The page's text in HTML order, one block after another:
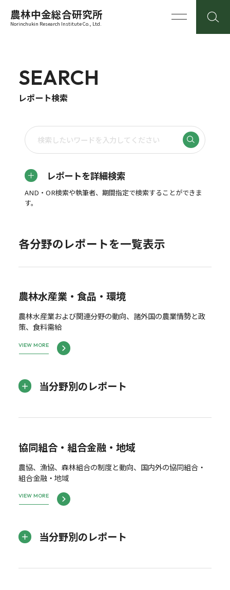
農林中金総合研究所
Norinchukin Research Institute Co., Ltd.
SEARCH
レポート検索
レポートを詳細検索
AND・OR検索や執筆者、期間指定で検索することができま
す。
各分野のレポートを一覧表示
農林水産業・食品・環境
農林水産業および関連分野の動向、諸外国の農業情勢と政
策、食料需給
VIEW MORE
当分野別のレポート
協同組合・組合金融・地域
農協、漁協、森林組合の制度と動向、国内外の協同組合・
組合金融・地域
VIEW MORE
当分野別のレポート